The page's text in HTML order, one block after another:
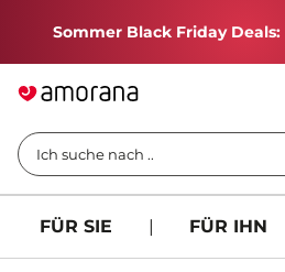
Sommer Black Friday Deals:
Ich suche nach ..
FÜR SIE | FÜR IHN